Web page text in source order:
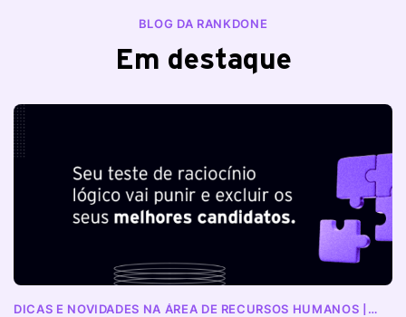
BLOG DA RANKDONE
Em destaque
DICAS E NOVIDADES NA ÁREA DE RECURSOS HUMANOS |